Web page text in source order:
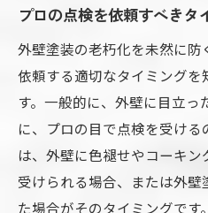
プロの点検を依頼すべきタ
外壁塗装の老朽化を未然に
依頼する適切なタイミングを
す。一般的に、外壁に目立
に、プロの目で点検を受け
は、外壁に色褪せやコーキ
受けられる場合、または外
た場合がそのタイミングです